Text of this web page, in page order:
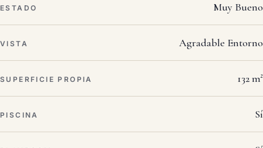
ESTADO Muy Bueno
VISTA Agradable Entorno
SUPERFICIE PROPIA 132 m²
PISCINA Sí